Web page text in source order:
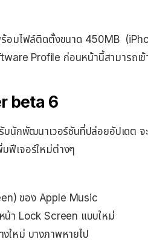
มไฟล์ติดตั้งขนาด 450MB
Profile ก่อนหน้านี้สามารถเข้
beta 6
นักพัฒนาเวอร์ชันที่ปล่อยอัปเดต จ
ฟีเจอร์ใหม่ต่างๆ
ของ Apple Music
น้า Lock Screen แบบใหม่
ใหม่ บางภาพหายไป